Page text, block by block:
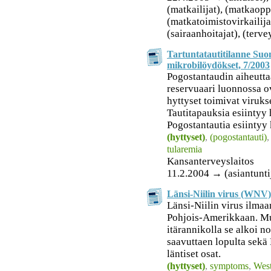
(matkailijat),
(sairaanhoitajat),
Tartuntatautitilanne
mikrobilöydökset, 7/2003
Pogostantaudin
reservuaari luonnossa
hyttyset toimivat
Tautitapauksia esiintyy
Pogostantautia esiintyy
(hyttyset), (pogostantauti),
tularemia
Kansanterveyslaitos
11.2.2004 →
Länsi-Niilin virus
Länsi-Niilin virus
Pohjois-Amerikkaan.
itärannikolla se alkoi
saavuttaen lopulta
läntiset osat.
(hyttyset), symptoms,